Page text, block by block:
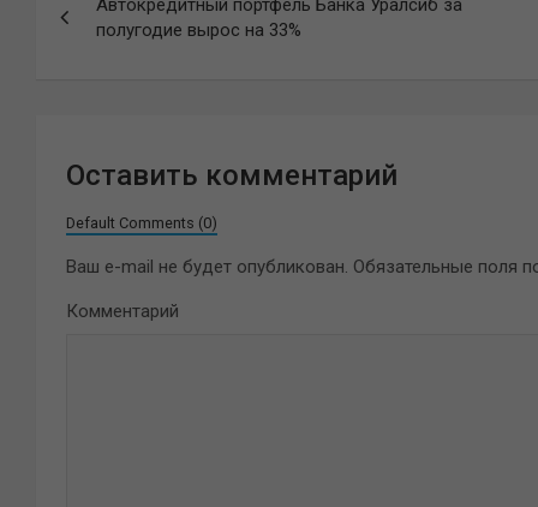
по
Автокредитный портфель Банка Уралсиб за
полугодие вырос на 33%
Оставить комментарий
Default Comments (0)
Ваш e-mail не будет опубликован. Обязательные поля
Комментарий